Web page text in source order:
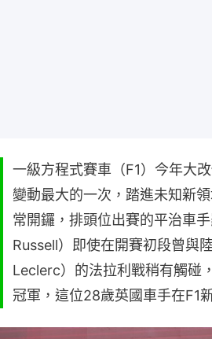
一級方程式賽車（F1）今年大
變動最大的一次，踏進未知新
常開鑼，排頭位出賽的平治車
Russell）即使在開賽初段曾與
Leclerc）的法拉利戰稍有觸碰
冠軍，這位28歲英國車手在F1